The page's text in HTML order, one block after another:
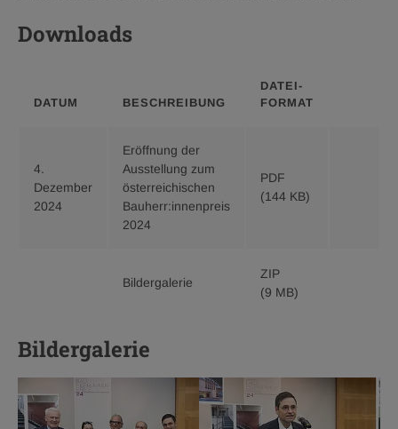
Downloads
DATUM BESCHREIBUNG
DATEI­
FORMAT
4.
Dezember
2024
Eröffnung der
Ausstellung zum
österreichischen
Bauherr:innenpreis
2024
PDF
(144 KB)
Bildergalerie
ZIP
(9 MB)
Bildergalerie